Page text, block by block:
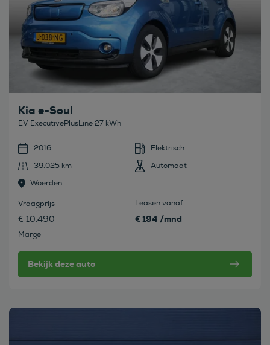
Kia e-Soul
EV ExecutivePlusLine 27 kWh
2016
Elektrisch
39.025 km
Automaat
Woerden
Vraagprijs
€ 10.490
Marge
Leasen vanaf
€ 194 /mnd
Bekijk deze auto